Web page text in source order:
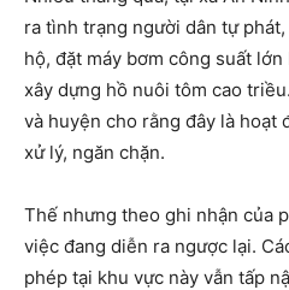
ra tình trạng người dân tự
hộ, đặt máy bơm công suất
xây dựng hồ nuôi tôm cao
và huyện cho rằng đây là hoạt
xử lý, ngăn chặn.
Thế nhưng theo ghi nhận của
việc đang diễn ra ngược lại.
phép tại khu vực này vẫn tấp